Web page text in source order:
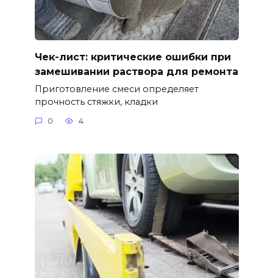
Чек-лист: критические ошибки при
замешивании раствора для ремонта
Приготовление смеси определяет
прочность стяжки, кладки
0 4